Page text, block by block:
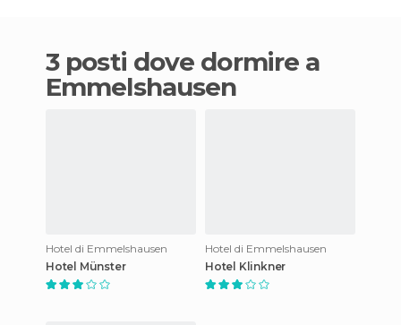
3 posti dove dormire a
Emmelshausen
Hotel di Emmelshausen
Hotel Münster
Hotel di Emmelshausen
Hotel Klinkner